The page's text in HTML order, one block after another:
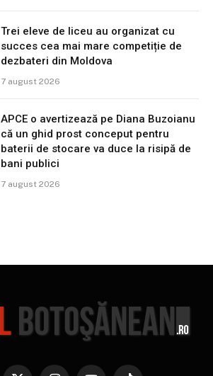
Trei eleve de liceu au organizat cu
succes cea mai mare competiție de
dezbateri din Moldova
7 august 2026
APCE o avertizează pe Diana Buzoianu
că un ghid prost conceput pentru
baterii de stocare va duce la risipă de
bani publici
7 august 2026